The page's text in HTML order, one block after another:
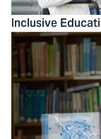
Inclusive